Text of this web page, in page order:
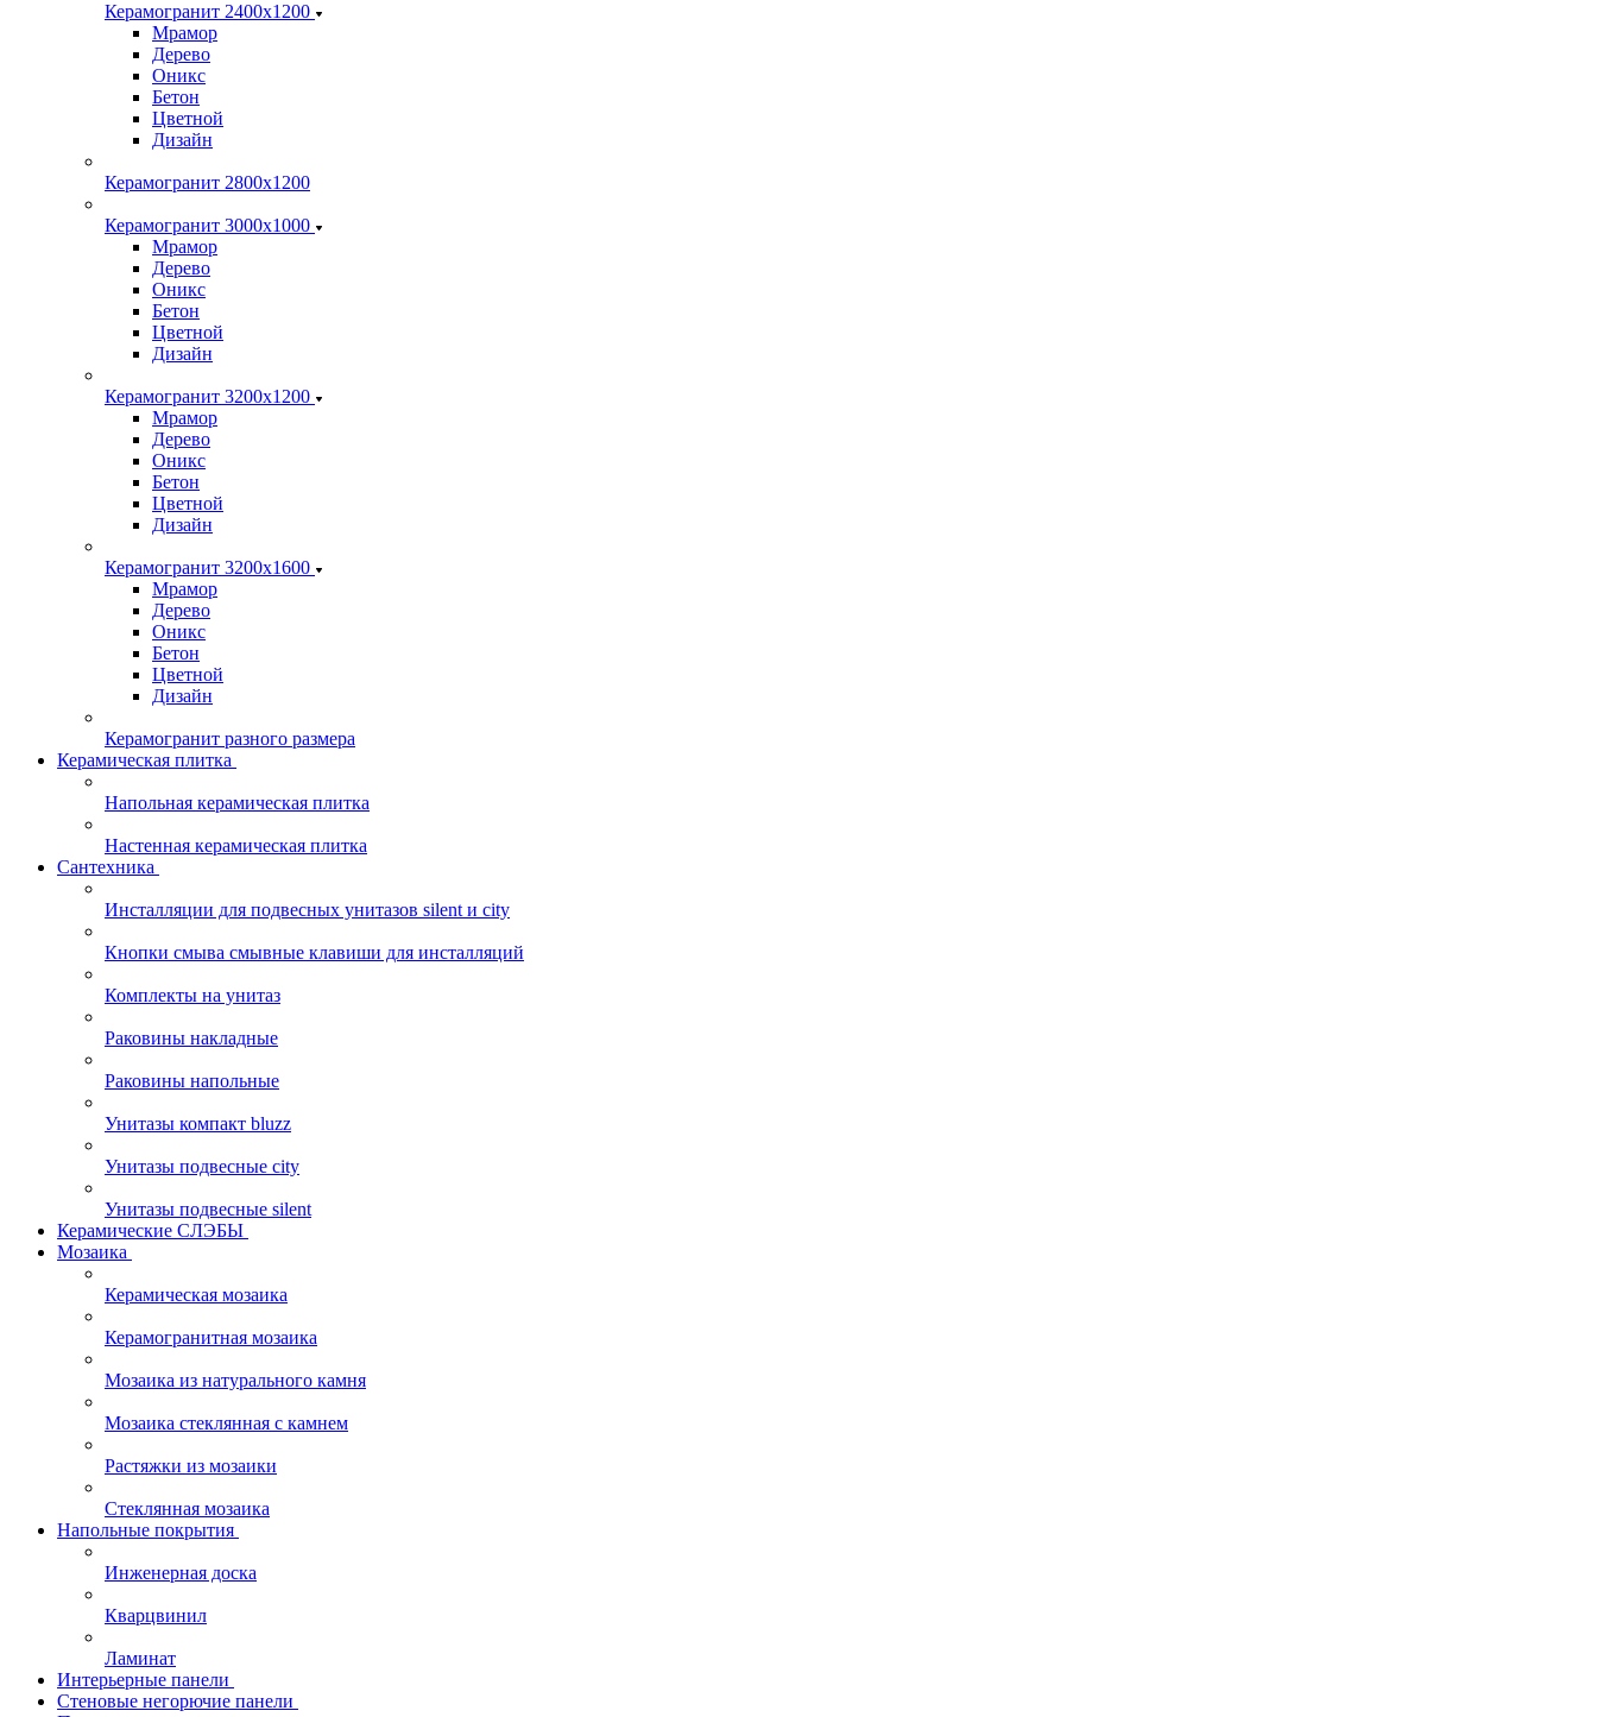
Керамогранит 2400х1200
Мрамор
Дерево
Оникс
Бетон
Цветной
Дизайн
Керамогранит 2800x1200
Керамогранит 3000х1000
Мрамор
Дерево
Оникс
Бетон
Цветной
Дизайн
Керамогранит 3200х1200
Мрамор
Дерево
Оникс
Бетон
Цветной
Дизайн
Керамогранит 3200х1600
Мрамор
Дерево
Оникс
Бетон
Цветной
Дизайн
Керамогранит разного размера
Керамическая плитка
Напольная керамическая плитка
Настенная керамическая плитка
Сантехника
Инсталляции для подвесных унитазов silent и city
Кнопки смыва смывные клавиши для инсталляций
Комплекты на унитаз
Раковины накладные
Раковины напольные
Унитазы компакт bluzz
Унитазы подвесные city
Унитазы подвесные silent
Керамические СЛЭБЫ
Мозаика
Керамическая мозаика
Керамогранитная мозаика
Мозаика из натурального камня
Мозаика стеклянная с камнем
Растяжки из мозаики
Стеклянная мозаика
Напольные покрытия
Инженерная доска
Кварцвинил
Ламинат
Интерьерные панели
Стеновые негорючие панели